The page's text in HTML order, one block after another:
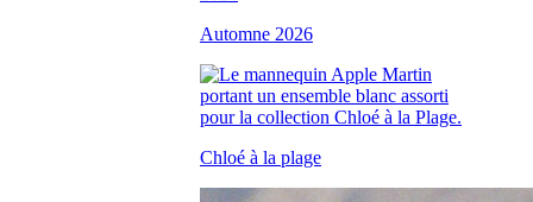
Automne 2026
Chloé à la plage